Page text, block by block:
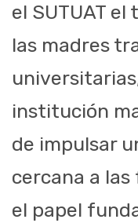
el SUTUAT
las madres
institución
de impulsar
cercana a
el papel